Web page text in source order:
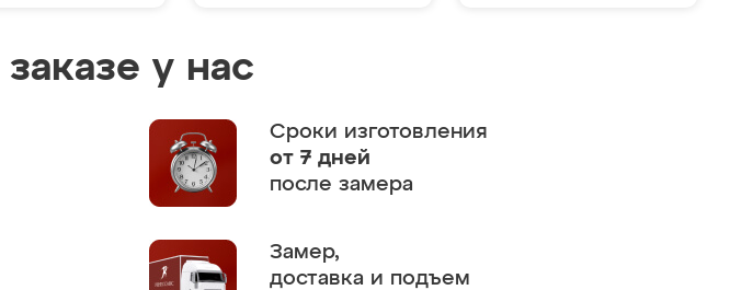
у нас
Сроки изготовления
от 7 дней
после замера
Замер,
доставка и подъем